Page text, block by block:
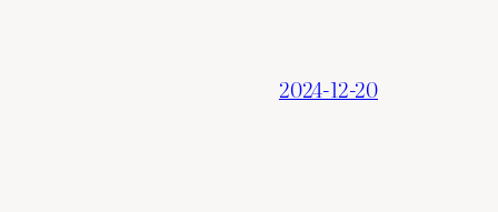
2024-12-20